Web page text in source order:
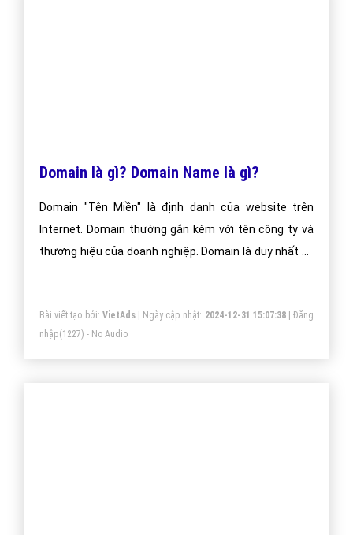
Domain là gì? Domain Name là gì?
Domain "Tên Miền" là định danh của website trên
Internet. Domain thường gắn kèm với tên công ty và
thương hiệu của doanh nghiệp. Domain là duy nhất và
Bài viết tạo bởi: VietAds| Ngày cập nhật: 2024-12-31 15:07:38|Đăng
nhập(1227) - No Audio